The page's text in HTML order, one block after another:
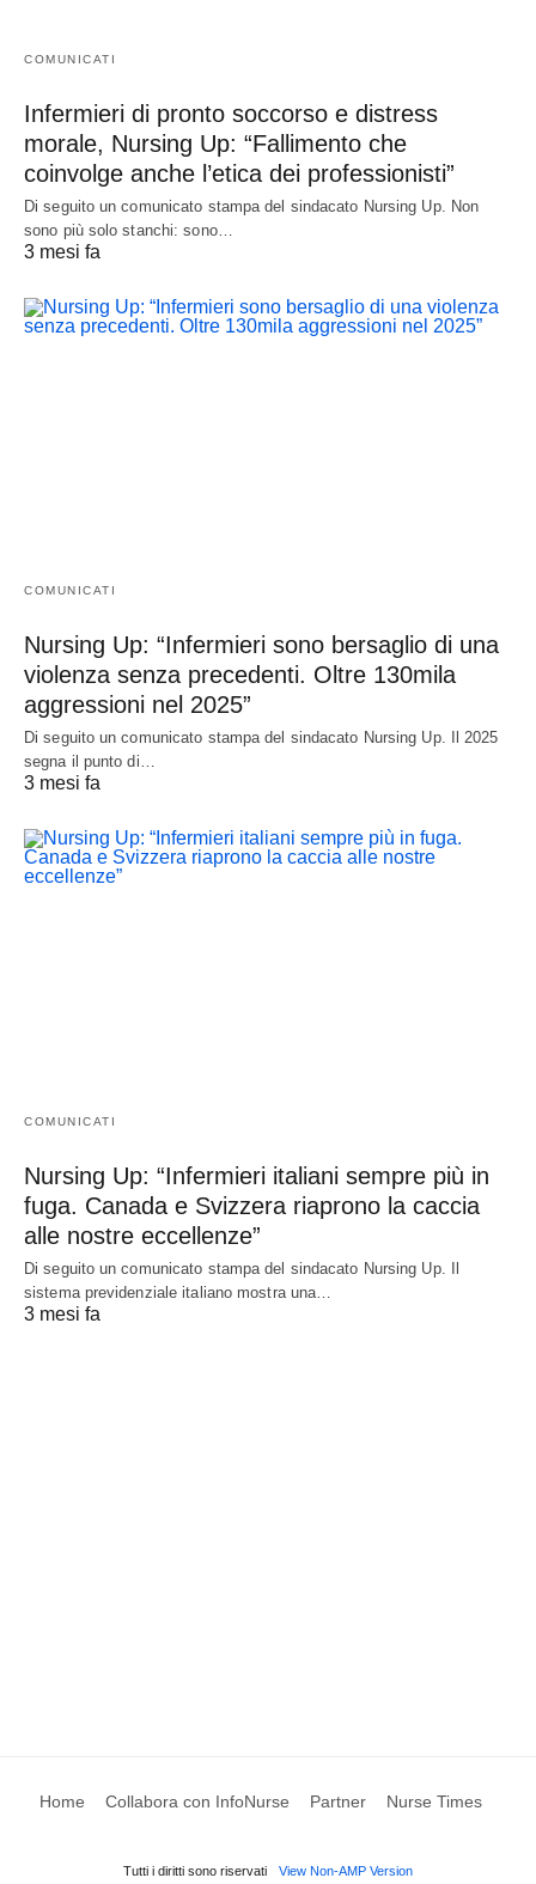
COMUNICATI
Infermieri di pronto soccorso e distress
morale, Nursing Up: “Fallimento che
coinvolge anche l’etica dei professionisti”
Di seguito un comunicato stampa del sindacato Nursing Up. Non
sono più solo stanchi: sono…
3 mesi fa
COMUNICATI
Nursing Up: “Infermieri sono bersaglio di una
violenza senza precedenti. Oltre 130mila
aggressioni nel 2025”
Di seguito un comunicato stampa del sindacato Nursing Up. Il 2025
segna il punto di…
3 mesi fa
COMUNICATI
Nursing Up: “Infermieri italiani sempre più in
fuga. Canada e Svizzera riaprono la caccia
alle nostre eccellenze”
Di seguito un comunicato stampa del sindacato Nursing Up. Il
sistema previdenziale italiano mostra una…
3 mesi fa
Home Collabora con InfoNurse Partner Nurse Times
Tutti i diritti sono riservati View Non-AMP Version